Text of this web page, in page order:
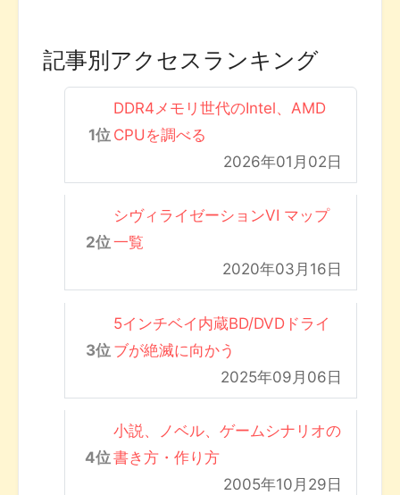
記事別アクセスランキング
DDR4メモリ世代のIntel、AMD
CPUを調べる
2026年01月02日
シヴィライゼーションVI マップ
一覧
2020年03月16日
5インチベイ内蔵BD/DVDドライ
ブが絶滅に向かう
2025年09月06日
小説、ノベル、ゲームシナリオの
書き方・作り方
2005年10月29日